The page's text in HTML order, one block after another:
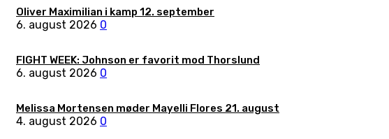
Oliver Maximilian i kamp 12. september
6. august 2026 0
FIGHT WEEK: Johnson er favorit mod Thorslund
6. august 2026 0
Melissa Mortensen møder Mayelli Flores 21. august
4. august 2026 0